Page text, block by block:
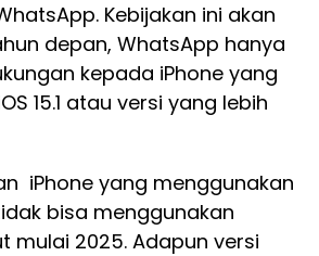
Kebijakan ini akan
depan, WhatsApp hanya
kepada iPhone yang
15.1 atau versi yang lebih
iPhone yang menggunakan
bisa menggunakan
mulai 2025. Adapun versi